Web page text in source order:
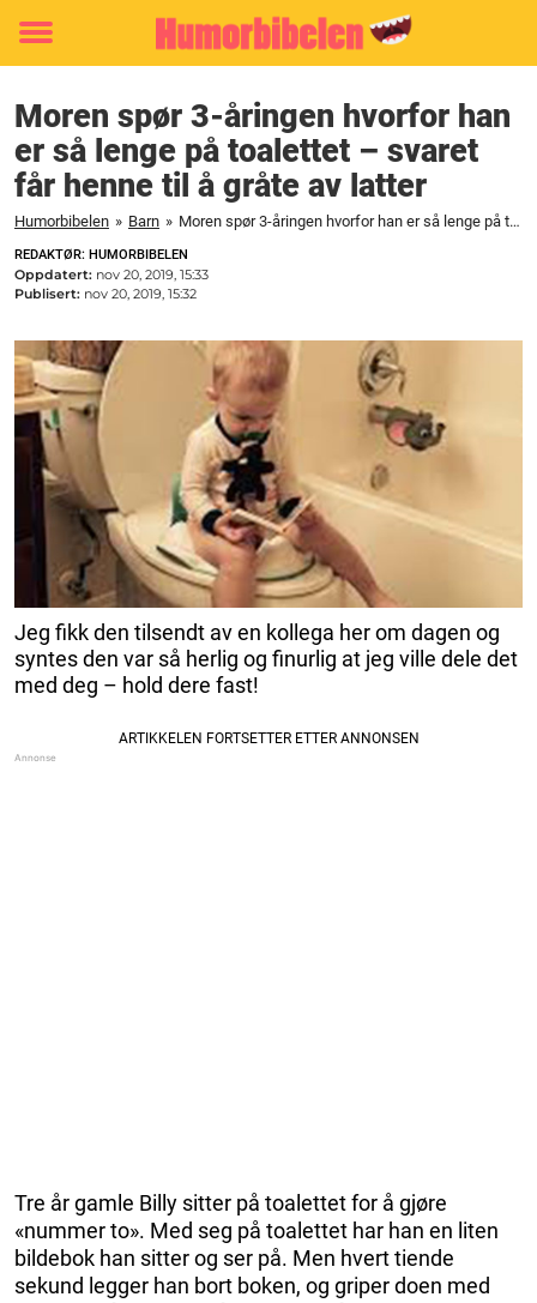
Toggle
Moren spør 3-åringen hvorfor han
er så lenge på toalettet – svaret
får henne til å gråte av latter
Humorbibelen » Barn » Moren spør 3-åringen hvorfor han er så lenge på toalettet - svaret får henne til å gråte av latter
REDAKTØR: HUMORBIBELEN
Oppdatert: nov 20, 2019, 15:33
Publisert: nov 20, 2019, 15:32
Jeg fikk den tilsendt av en kollega her om dagen og
syntes den var så herlig og finurlig at jeg ville dele det
med deg – hold dere fast!
Tre år gamle Billy sitter på toalettet for å gjøre
«nummer to». Med seg på toalettet har han en liten
bildebok han sitter og ser på. Men hvert tiende
sekund legger han bort boken, og griper doen med